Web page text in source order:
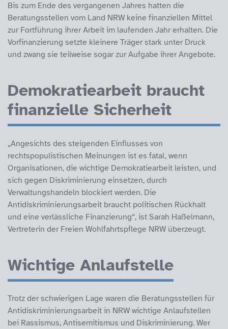
Bis zum Ende des vergangenen Jahres hatten die
Beratungsstellen vom Land NRW keine finanziellen Mittel
zur Fortführung ihrer Arbeit im laufenden Jahr erhalten. Die
Vorfinanzierung setzte kleinere Träger stark unter Druck
und zwang sie teilweise sogar zur Aufgabe ihrer Angebote.
Demokratiearbeit braucht
finanzielle Sicherheit
„Angesichts des steigenden Einflusses von
rechtspopulistischen Meinungen ist es fatal, wenn
Organisationen, die wichtige Demokratiearbeit leisten, und
sich gegen Diskriminierung einsetzen, durch
Verwaltungshandeln blockiert werden. Die
Antidiskriminierungsarbeit braucht politischen Rückhalt
und eine verlässliche Finanzierung“, ist Sarah Haßelmann,
Vertreterin der Freien Wohlfahrtspflege NRW überzeugt.
Wichtige Anlaufstelle
Trotz der schwierigen Lage waren die Beratungsstellen für
Antidiskriminierungsarbeit in NRW wichtige Anlaufstellen
bei Rassismus, Antisemitismus und Diskriminierung. Wer